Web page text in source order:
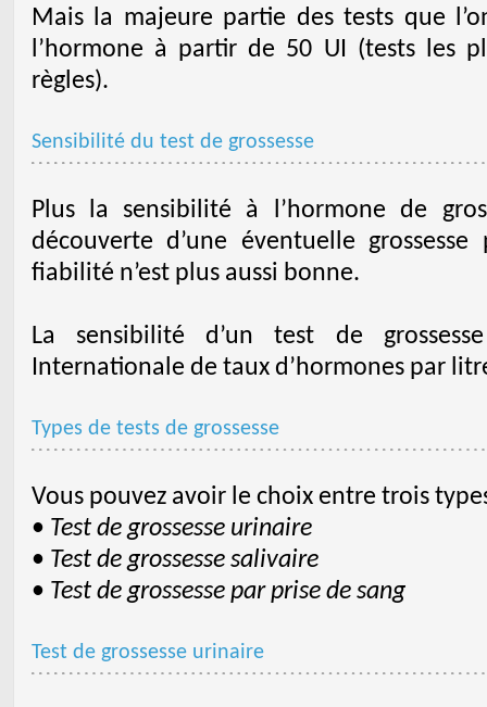
Mais la majeure partie des tests que
l’hormone à partir de 50 UI (tests les
règles).
Sensibilité du test de grossesse
Plus la sensibilité à l’hormone de
découverte d’une éventuelle
fiabilité n’est plus aussi bonne.
La sensibilité d’un test de
Internationale de taux d’hormones par
Types de tests de grossesse
Vous pouvez avoir le choix entre trois
• Test de grossesse urinaire
• Test de grossesse salivaire
• Test de grossesse par prise de sang
Test de grossesse urinaire